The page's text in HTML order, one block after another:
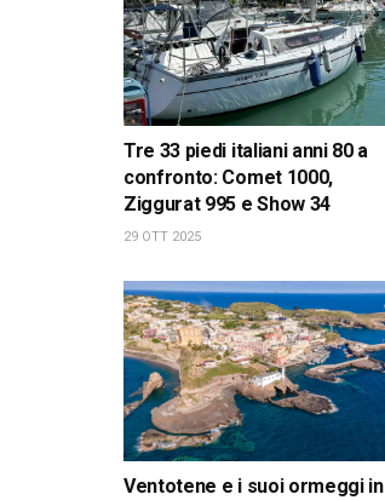
Tre 33 piedi italiani anni 80 a
confronto: Comet 1000,
Ziggurat 995 e Show 34
29 OTT 2025
Ventotene e i suoi ormeggi in